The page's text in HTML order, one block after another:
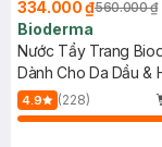
334.000 ₫560.000 ₫
Bioderma
Nước Tẩy Trang
Dành Cho Da Dầu &
500ml
4.9 (228)